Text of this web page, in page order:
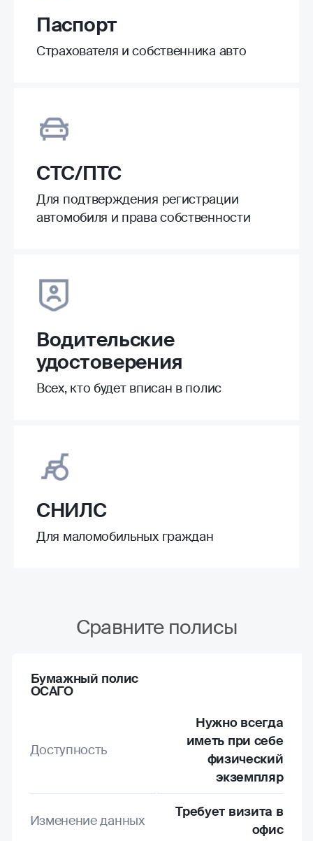
Паспорт
Страхователя и собственника авто
СТС/ПТС
Для подтверждения регистрации
автомобиля и права собственности
Водительские
удостоверения
Всех, кто будет вписан в полис
СНИЛС
Для маломобильных граждан
Сравните полисы
Бумажный полис
ОСАГО
Доступность
Нужно всегда
иметь при себе
физический
экземпляр
Изменение данных
Требует визита в
офис